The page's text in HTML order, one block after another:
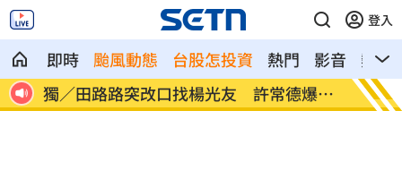
登入
即時 颱風動態 台股怎投資 熱門 影音
熱搜
內
亨特認特權 哽咽談父拜登癌症轉移到骨
頭
白海